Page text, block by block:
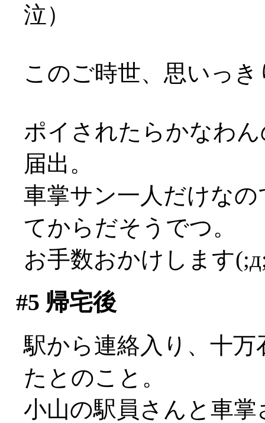
泣）
このご時世、思いっ
ポイされたらかなわ
届出。
車掌サン一人だけな
てからだそうでつ。
お手数おかけします
#5 帰宅後
駅から連絡入り、十
たとのこと。
小山の駅員さんと車